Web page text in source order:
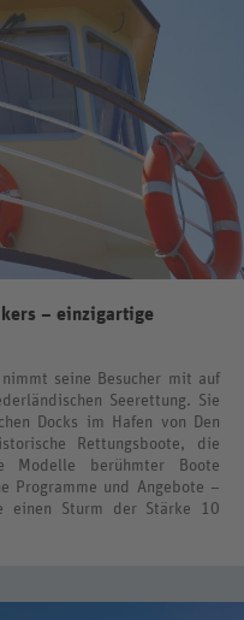
– einzigartige
nimmt seine Besucher mit auf
Seerettung. Sie
Docks im Hafen von Den
Rettungsboote, die
Modelle berühmter Boote
Programme und Angebote –
einen Sturm der Stärke 10